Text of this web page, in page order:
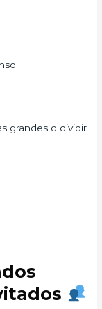
grandes o dividir